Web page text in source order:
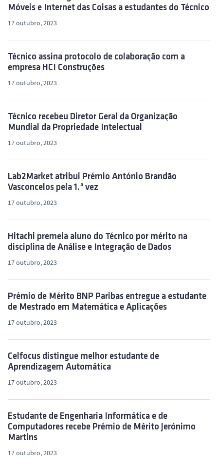
Móveis e Internet das Coisas a estudantes do Técnico
17 outubro, 2023
Técnico assina protocolo de colaboração com a
empresa HCI Construções
17 outubro, 2023
Técnico recebeu Diretor Geral da Organização
Mundial da Propriedade Intelectual
17 outubro, 2023
Lab2Market atribui Prémio António Brandão
Vasconcelos pela 1.ª vez
17 outubro, 2023
Hitachi premeia aluno do Técnico por mérito na
disciplina de Análise e Integração de Dados
17 outubro, 2023
Prémio de Mérito BNP Paribas entregue a estudante
de Mestrado em Matemática e Aplicações
17 outubro, 2023
Celfocus distingue melhor estudante de
Aprendizagem Automática
17 outubro, 2023
Estudante de Engenharia Informática e de
Computadores recebe Prémio de Mérito Jerónimo
Martins
17 outubro, 2023